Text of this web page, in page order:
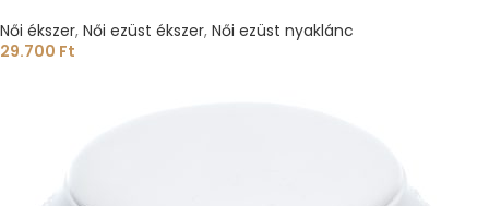
Női ékszer, Női ezüst ékszer, Női ezüst nyaklánc
29.700 Ft